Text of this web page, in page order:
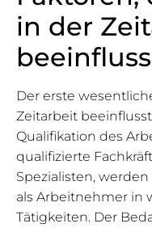
in der
Der erste
Zeitarbeit
Qualifikation des
qualifizierte
Spezialisten,
als Arbeitnehmer in
Tätigkeiten. Der